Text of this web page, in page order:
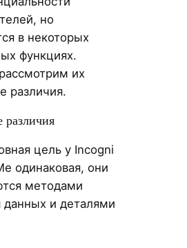
но
в некоторых
функциях.
их
различия.
цель у Incogni
одинаковая, они
методами
данных и деталями